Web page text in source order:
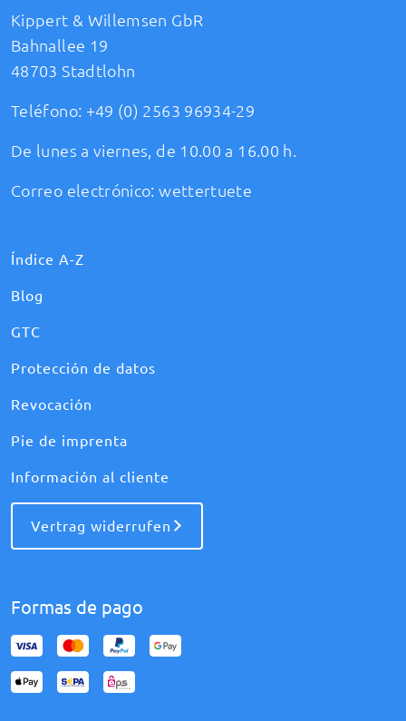
Kippert & Willemsen GbR
Bahnallee 19
48703 Stadtlohn
Teléfono: +49 (0) 2563 96934-29
De lunes a viernes, de 10.00 a 16.00 h.
Correo electrónico:wettertuete
Índice A-Z
Blog
GTC
Protección de datos
Revocación
Pie de imprenta
Información al cliente
Vertrag widerrufen
Formas de pago